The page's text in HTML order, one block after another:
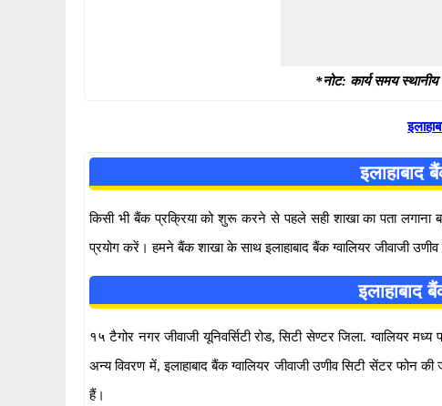
*नोट: कार्य समय
इलाहाबाद
किसी भी बैंक प्रक्रिया को शुरू करने से पहले सही शाखा का पता लगाना
प्रयोग करें। हमने बैंक शाखा के साथ इलाहाबाद बैंक ग्वालियर जीवाजी
इलाहाबाद
१५ टैगोर नगर जीवाजी यूनिवर्सिटी रोड, सिटी सेण्टर जिला. ग्वालियर
अन्य विवरण में, इलाहाबाद बैंक ग्वालियर जीवाजी उणीव सिटी सेंटर
हैं।